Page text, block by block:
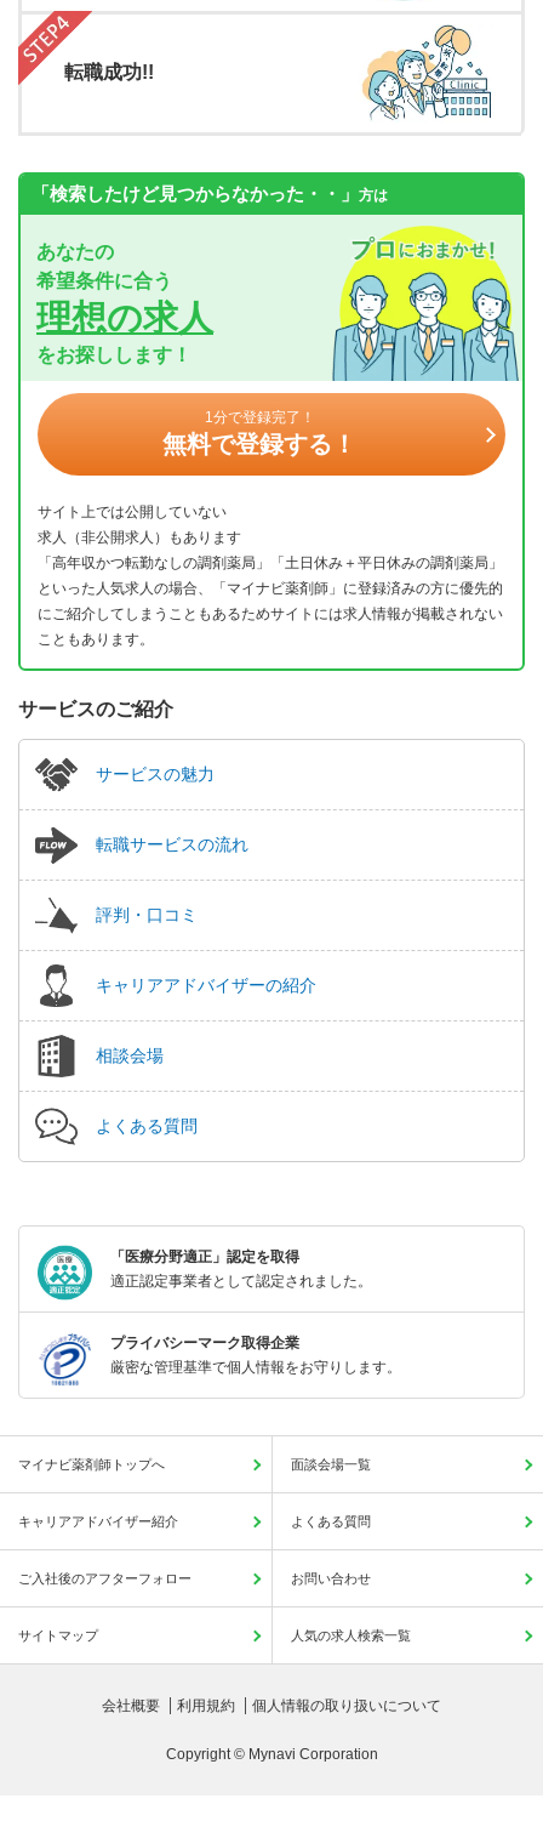
転職成功!!
「検索したけど見つからなかった・・」 方は
あなたの
希望条件に合う
理想の求人
をお探しします！
1分で登録完了！
無料で登録する！
サイト上では公開していない
求人（非公開求人）もあります
「高年収かつ転勤なしの調剤薬局」「土日休み＋平日休みの調剤薬局」
といった人気求人の場合、「マイナビ薬剤師」に登録済みの方に優先的
にご紹介してしまうこともあるためサイトには求人情報が掲載されない
こともあります。
サービスのご紹介
サービスの魅力
転職サービスの流れ
評判・口コミ
キャリアアドバイザーの紹介
相談会場
よくある質問
「医療分野適正」認定を取得
適正認定事業者として認定されました。
プライバシーマーク取得企業
厳密な管理基準で個人情報をお守りします。
マイナビ薬剤師トップへ 面談会場一覧
キャリアアドバイザー紹介 よくある質問
ご入社後のアフターフォロー お問い合わせ
サイトマップ 人気の求人検索一覧
会社概要 利用規約 個人情報の取り扱いについて
Copyright © Mynavi Corporation